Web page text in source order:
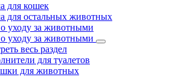
для кошек
для остальных животных
уходу за животными
уходу за животными
весь раздел
для туалетов
для животных